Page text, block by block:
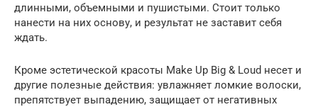
длинными, объемными и пушистыми. Стоит только
нанести на них основу, и результат не заставит себя
ждать.
Кроме эстетической красоты Make Up Big & Loud несет и
другие полезные действия: увлажняет ломкие волоски,
препятствует выпадению, защищает от негативных